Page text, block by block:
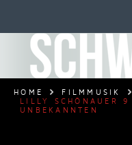
HOME FILMMUSIK
LILLY SCHÖNAUER
UNBEKANNTEN